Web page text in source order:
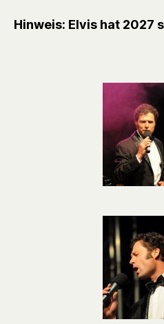
Hinweis: Elvis hat 2027